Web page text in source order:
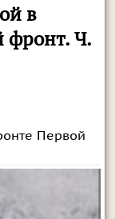
в
фронт. Ч.
Первой